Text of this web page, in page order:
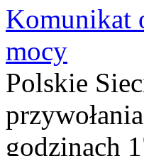
Komunikat
mocy
Polskie
godzinach